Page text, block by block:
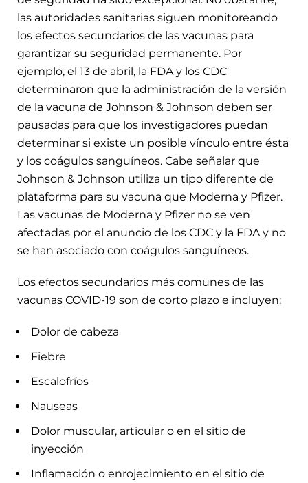
las autoridades sanitarias siguen monitoreando
los efectos secundarios de las vacunas para
garantizar su seguridad permanente. Por
ejemplo, el 13 de abril, la FDA y los CDC
determinaron que la administración de la versión
de la vacuna de Johnson & Johnson deben ser
pausadas para que los investigadores puedan
determinar si existe un posible vínculo entre ésta
y los coágulos sanguíneos. Cabe señalar que
Johnson & Johnson utiliza un tipo diferente de
plataforma para su vacuna que Moderna y Pfizer.
Las vacunas de Moderna y Pfizer no se ven
afectadas por el anuncio de los CDC y la FDA y no
se han asociado con coágulos sanguíneos.
Los efectos secundarios más comunes de las
vacunas COVID-19 son de corto plazo e incluyen:
Dolor de cabeza
Fiebre
Escalofríos
Nauseas
Dolor muscular, articular o en el sitio de
inyección
Inflamación o enrojecimiento en el sitio de